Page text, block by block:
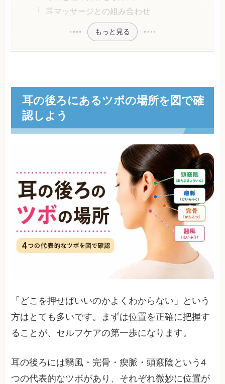
耳マッサージとの組み合わせ
もっと見る
耳の後ろにあるツボの場所を図で確
認しよう
「どこを押せばいいのかよくわからない」という
方はとても多いです。まずは位置を正確に把握す
ることが、セルフケアの第一歩になります。
耳の後ろには翳風・完骨・瘈脈・頭竅陰という4
つの代表的なツボがあり、それぞれ微妙に位置が